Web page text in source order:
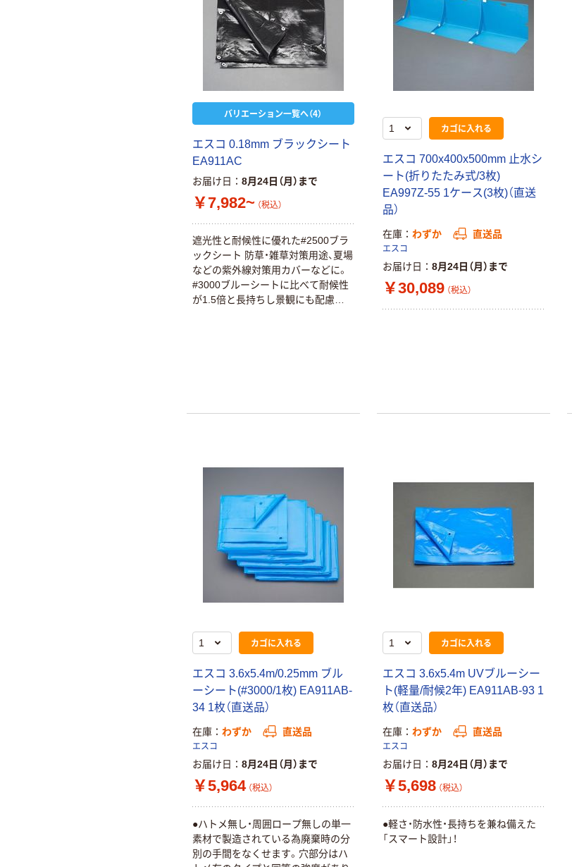
バリエーション一覧へ（4）
エスコ 0.18mm ブラックシート
EA911AC
お届け日 8月24日（月）まで
￥7,982~ （税込）
遮光性と耐候性に優れた#2500ブラ
ックシート 防草・雑草対策用途、夏場
などの紫外線対策用カバーなどに。
#3000ブルーシートに比べて耐候性
が1.5倍と長持ちし景観にも配慮し
カゴに入れる
エスコ 700x400x500mm 止水シ
ート(折りたたみ式/3枚)
EA997Z-55 1ケース(3枚)（直送
品）
在庫 わずか 直送品
エスコ
お届け日 8月24日（月）まで
￥30,089 （税込）
カゴに入れる
エスコ 3.6x5.4m/0.25mm ブル
ーシート(#3000/1枚) EA911AB-
34 1枚（直送品）
在庫 わずか 直送品
エスコ
お届け日 8月24日（月）まで
￥5,964 （税込）
●ハトメ無し・周囲ロープ無しの単一
素材で製造されている為廃棄時の分
別の手間をなくせます。穴部分はハ
カゴに入れる
エスコ 3.6x5.4m UVブルーシー
ト(軽量/耐候2年) EA911AB-93 1
枚（直送品）
在庫 わずか 直送品
エスコ
お届け日 8月24日（月）まで
￥5,698 （税込）
●軽さ・防水性・長持ちを兼ね備えた
「スマート設計」！